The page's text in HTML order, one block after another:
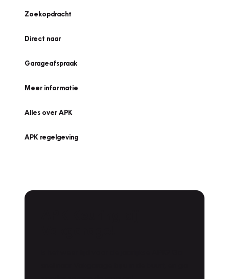
Zoekopdracht
Direct naar
Garageafspraak
Meer informatie
Alles over APK
APK regelgeving